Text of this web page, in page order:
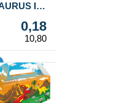
IN
0,18
10,80